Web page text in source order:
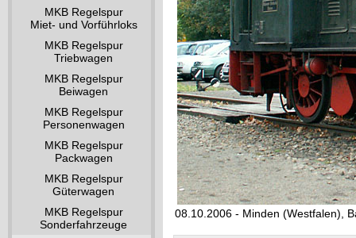
MKB Regelspur
Miet- und Vorführloks
MKB Regelspur
Triebwagen
MKB Regelspur
Beiwagen
MKB Regelspur
Personenwagen
MKB Regelspur
Packwagen
MKB Regelspur
Güterwagen
MKB Regelspur
Sonderfahrzeuge
08.10.2006 - Minden (Westfalen),